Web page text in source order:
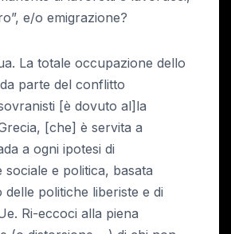
e/o emigrazione?
La totale occupazione dello
parte del conflitto
[è dovuto al]la
[che] è servita a
a ogni ipotesi di
e politica, basata
delle politiche liberiste e di
Ri-eccoci alla piena